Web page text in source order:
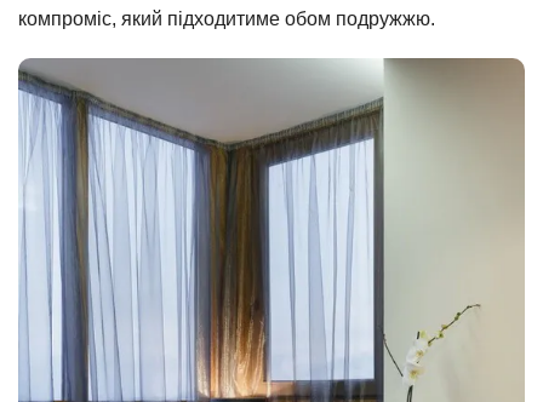
компроміс, який підходитиме обом подружжю.